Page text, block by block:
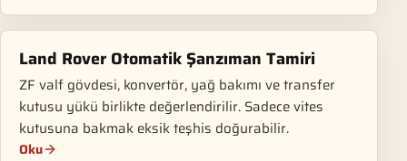
Land Rover Otomatik Şanzıman Tamiri
ZF valf gövdesi, konvertör, yağ bakımı ve transfer
kutusu yükü birlikte değerlendirilir. Sadece vites
kutusuna bakmak eksik teşhis doğurabilir.
Oku